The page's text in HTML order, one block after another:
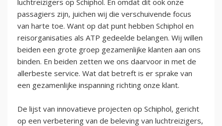
passagiers zijn, juichen wij die verschuivende focus
van harte toe. Want op dat punt hebben Schiphol en
reisorganisaties als ATP gedeelde belangen. Wij willen
beiden een grote groep gezamenlijke klanten aan ons
binden. En beiden zetten we ons daarvoor in met de
allerbeste service. Wat dat betreft is er sprake van
een gezamenlijke inspanning richting onze klant.
De lijst van innovatieve projecten op Schiphol, gericht
op een verbetering van de beleving van luchtreizigers,